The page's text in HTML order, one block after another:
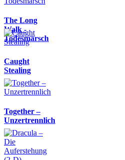
The Long
Walk -
Todesmarsch
Caught
Stealing
Together –
Unzertrennlich